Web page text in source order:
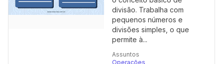
divisão. Trabalha com
pequenos números e
divisões simples, o que
permite à...
Assuntos
Operações